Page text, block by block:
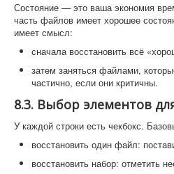
Состояние — это ваша экономия
часть файлов имеет хорошее
имеет смысл:
сначала восстановить всё
затем заняться файлами,
частично, если они критичны.
8.3. Выбор элементов
У каждой строки есть чекбокс.
восстановить один файл:
восстановить набор: отметить